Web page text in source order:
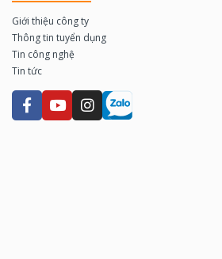
Giới thiệu công ty
Thông tin tuyển dụng
Tin công nghệ
Tin tức